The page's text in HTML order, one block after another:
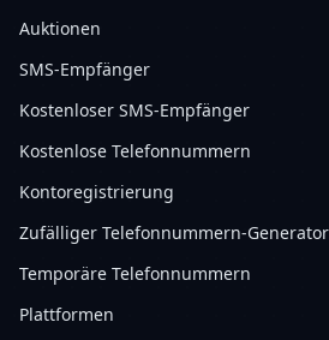
Auktionen
SMS-Empfänger
Kostenloser SMS-Empfänger
Kostenlose Telefonnummern
Kontoregistrierung
Zufälliger Telefonnummern-Generator
Temporäre Telefonnummern
Plattformen